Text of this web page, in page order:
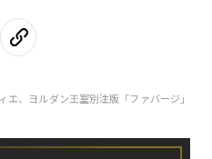
エ、ヨルダン王室別注版「ファバージ」